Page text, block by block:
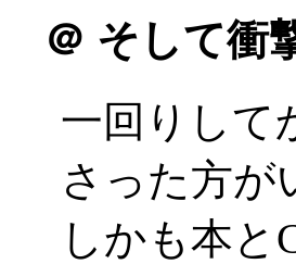
＠ そして衝
一回りして
さった方が
しかも本と